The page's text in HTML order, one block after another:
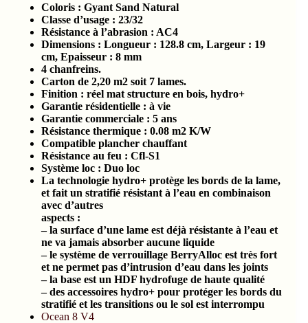
Coloris : Gyant Sand Natural
Classe d’usage : 23/32
Résistance à l’abrasion : AC4
Dimensions : Longueur : 128.8 cm, Largeur : 19
cm, Epaisseur : 8 mm
4 chanfreins.
Carton de 2,20 m2 soit 7 lames.
Finition : réel mat structure en bois, hydro+
Garantie résidentielle : à vie
Garantie commerciale : 5 ans
Résistance thermique : 0.08 m2 K/W
Compatible plancher chauffant
Résistance au feu : Cfl-S1
Système loc : Duo loc
La technologie hydro+ protège les bords de la lame,
et fait un stratifié résistant à l’eau en combinaison
avec d’autres
aspects :
– la surface d’une lame est déjà résistante à l’eau et
ne va jamais absorber aucune liquide
– le système de verrouillage BerryAlloc est très fort
et ne permet pas d’intrusion d’eau dans les joints
– la base est un HDF hydrofuge de haute qualité
– des accessoires hydro+ pour protéger les bords du
stratifié et les transitions ou le sol est interrompu
Ocean 8 V4